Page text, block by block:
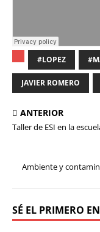
#LOPEZ
JAVIER ROMERO
ANTERIOR
Taller de ESI en la
Ambiente y
SÉ EL PRIMERO